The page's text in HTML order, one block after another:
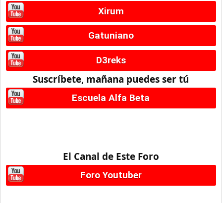
Xirum
Gatuniano
D3reks
Suscríbete, mañana puedes ser tú
Escuela Alfa Beta
El Canal de Este Foro
Foro Youtuber